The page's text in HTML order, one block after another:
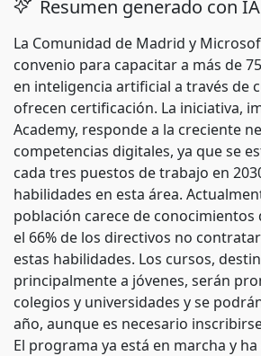
Resumen generado con IA
La Comunidad de Madrid y
convenio para capacitar a más de
en inteligencia artificial a través de
ofrecen certificación. La iniciativa,
Academy, responde a la creciente
competencias digitales, ya que se
cada tres puestos de trabajo en
habilidades en esta área.
población carece de conocimientos
el 66% de los directivos no
estas habilidades. Los cursos,
principalmente a jóvenes, serán
colegios y universidades y se
año, aunque es necesario
El programa ya está en marcha y